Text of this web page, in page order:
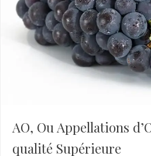
AO, Ou Appellations
qualité Supérieure